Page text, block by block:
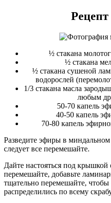
Рецепт
½ стакана
½ стакана
½ стакана сушеной
водорослей
1/3 стакана масла
любым
50-70 капель
40-50 капель
70-80 капель
Разведите эфиры в миндальном
следует все перемешайте.
Дайте настояться под крышкой
перемешайте, добавьте
тщательно перемешайте,
распределились по всему